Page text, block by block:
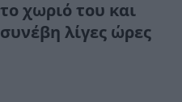
χωριό του και
λίγες ώρες